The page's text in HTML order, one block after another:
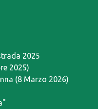
2025
2025)
(8 Marzo 2026)